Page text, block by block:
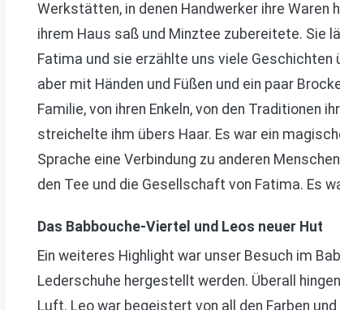
Werkstätten, in denen Handwerker ihre Waren
ihrem Haus saß und Minztee zubereitete. Sie
Fatima und sie erzählte uns viele Geschichten
aber mit Händen und Füßen und ein paar
Familie, von ihren Enkeln, von den Traditionen
streichelte ihm übers Haar. Es war ein
Sprache eine Verbindung zu anderen
den Tee und die Gesellschaft von Fatima. Es
Das Babbouche-Viertel und Leos neuer Hut
Ein weiteres Highlight war unser Besuch im
Lederschuhe hergestellt werden. Überall
Luft. Leo war begeistert von all den Farben